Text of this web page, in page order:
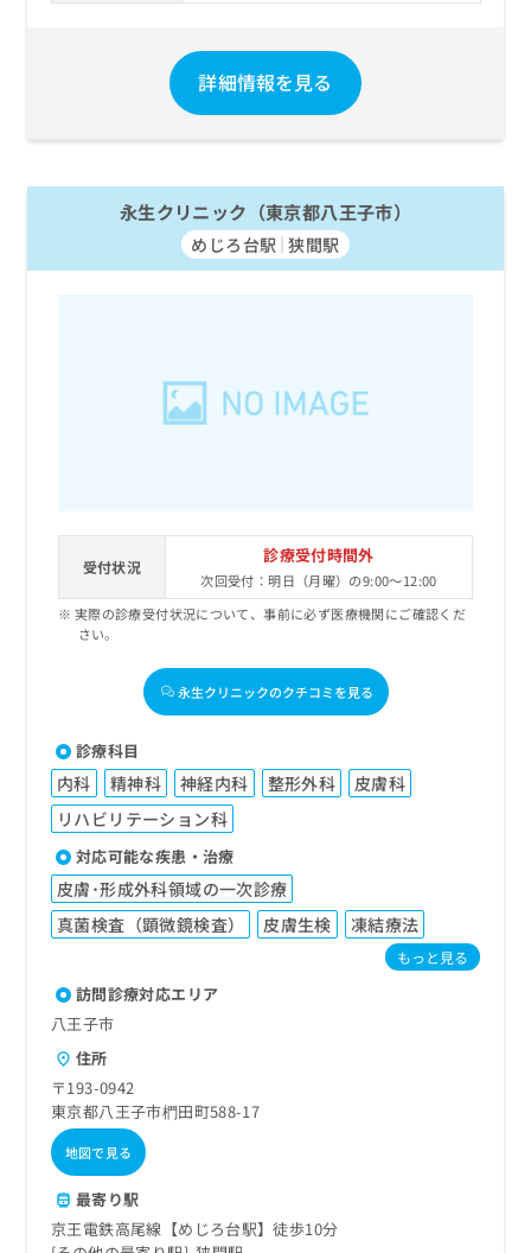
詳細情報を見る
永生クリニック（東京都八王子市）
めじろ台駅 狭間駅
受付状況
診療受付時間外
次回受付：明日（月曜）の9:00～12:00
実際の診療受付状況について、事前に必ず医療機関にご確認くだ
さい。
永生クリニックのクチコミを見る
診療科目
内科 精神科 神経内科 整形外科
皮膚科
リハビリテーション科
対応可能な疾患・治療
皮膚･形成外科領域の一次診療
真菌検査（顕微鏡検査）
皮膚生検 凍結療法
もっと見る
訪問診療対応エリア
八王子市
住所
〒193-0942
東京都八王子市椚田町588-17
地図で見る
最寄り駅
京王電鉄高尾線【めじろ台駅】徒歩10分